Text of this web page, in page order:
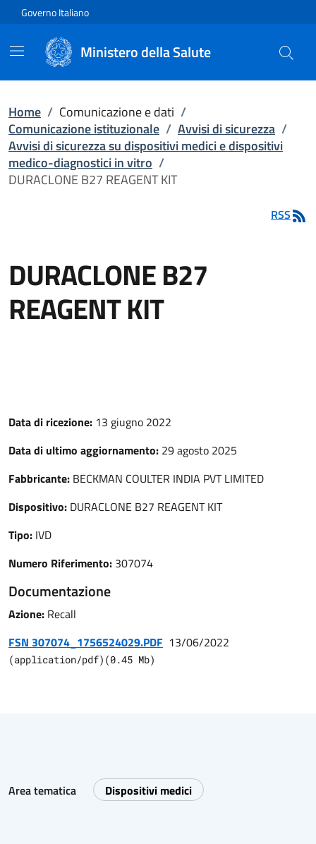
Vai direttamente al contenuto
Governo Italiano
Ministero della Salute
Home / Comunicazione e dati /
Comunicazione istituzionale / Avvisi di sicurezza /
Avvisi di sicurezza su dispositivi medici e dispositivi
medico-diagnostici in vitro /
DURACLONE B27 REAGENT KIT
RSS
DURACLONE B27
REAGENT KIT
Data di ricezione: 13 giugno 2022
Data di ultimo aggiornamento: 29 agosto 2025
Fabbricante: BECKMAN COULTER INDIA PVT LIMITED
Dispositivo: DURACLONE B27 REAGENT KIT
Tipo: IVD
Numero Riferimento: 307074
Documentazione
Azione: Recall
FSN 307074_1756524029.PDF 13/06/2022
(application/pdf) (0.45 Mb)
Area tematica Dispositivi medici